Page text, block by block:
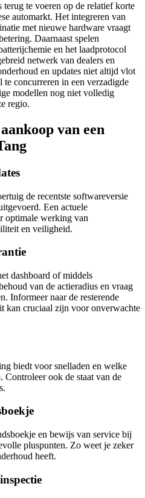
te voeren op de relatief korte
automarkt. Het integreren van
met nieuwe hardware vraagt
Daarnaast spelen
en het laadprotocol
netwerk van dealers en
en updates niet altijd vlot
concurreren in een verzadigde
modellen nog niet volledig
regio.
van een
de recentste softwareversie
Een actuele
optimale werking van
en veiligheid.
dashboard of middels
van de actieradius en vraag
Informeer naar de resterende
kan cruciaal zijn voor onverwachte
biedt voor snelladen en welke
Controleer ook de staat van de
en bewijs van service bij
pluspunten. Zo weet je zeker
heeft.